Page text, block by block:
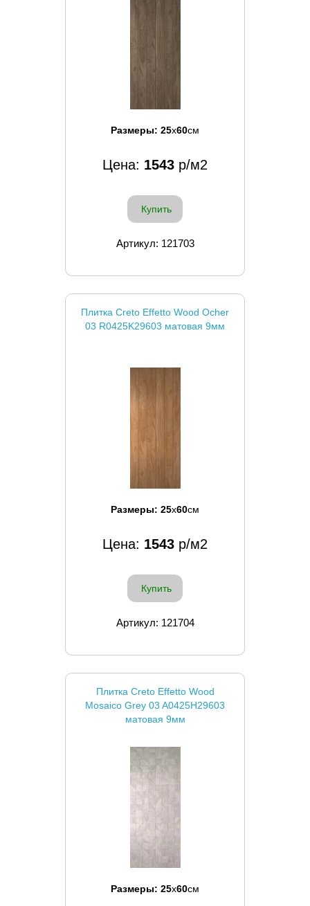
Размеры: 25x60см
Цена: 1543 р/м2
Купить
Артикул: 121703
Плитка Creto Effetto Wood Ocher
03 R0425K29603 матовая 9мм
Размеры: 25x60см
Цена: 1543 р/м2
Купить
Артикул: 121704
Плитка Creto Effetto Wood
Mosaico Grey 03 A0425H29603
матовая 9мм
Размеры: 25x60см